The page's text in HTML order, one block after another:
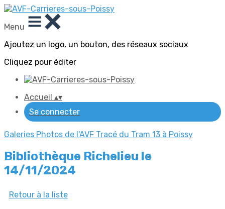
Menu
Ajoutez un logo, un bouton, des réseaux sociaux
Cliquez pour éditer
Accueil ▴▾
Se connecter
Galeries Photos de l'AVF Tracé du Tram 13 à Poissy
Bibliothèque Richelieu le
14/11/2024
Retour à la liste